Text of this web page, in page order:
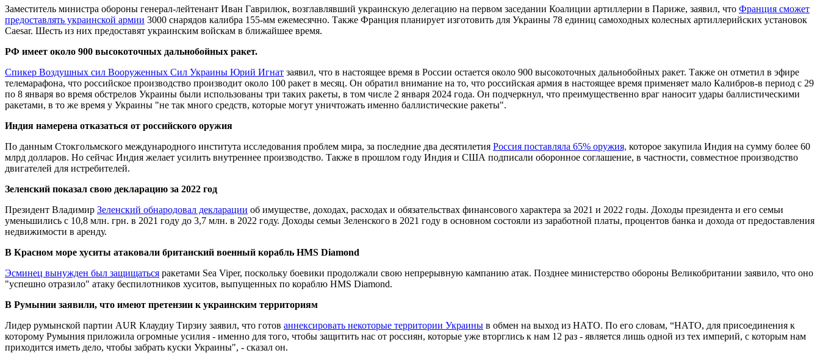
Заместитель министра обороны генерал-лейтенант Иван Гаврилюк, возглавлявший украинскую делегацию на первом заседании Коалиции артиллерии в Париже, заявил, что Франция сможет
предоставлять украинской армии 3000 снарядов калибра 155-мм ежемесячно. Также Франция планирует изготовить для Украины 78 единиц самоходных колесных артиллерийских установок
Caesar. Шесть из них предоставят украинским войскам в ближайшее время.
РФ имеет около 900 высокоточных дальнобойных ракет.
Спикер Воздушных сил Вооруженных Сил Украины Юрий Игнат заявил, что в настоящее время в России остается около 900 высокоточных дальнобойных ракет. Также он отметил в эфире
телемарафона, что российское производство производит около 100 ракет в месяц. Он обратил внимание на то, что российская армия в настоящее время применяет мало Калибров-в период с 29
по 8 января во время обстрелов Украины были использованы три таких ракеты, в том числе 2 января 2024 года. Он подчеркнул, что преимущественно враг наносит удары баллистическими
ракетами, в то же время у Украины "не так много средств, которые могут уничтожать именно баллистические ракеты".
Индия намерена отказаться от российского оружия
По данным Стокгольмского международного института исследования проблем мира, за последние два десятилетия Россия поставляла 65% оружия, которое закупила Индия на сумму более 60
млрд долларов. Но сейчас Индия желает усилить внутреннее производство. Также в прошлом году Индия и США подписали оборонное соглашение, в частности, совместное производство
двигателей для истребителей.
Зеленский показал свою декларацию за 2022 год
Президент Владимир Зеленский обнародовал декларации об имуществе, доходах, расходах и обязательствах финансового характера за 2021 и 2022 годы. Доходы президента и его семьи
уменьшились с 10,8 млн. грн. в 2021 году до 3,7 млн. в 2022 году. Доходы семьи Зеленского в 2021 году в основном состояли из заработной платы, процентов банка и дохода от предоставления
недвижимости в аренду.
В Красном море хуситы атаковали британский военный корабль HMS Diamond
Эсминец вынужден был защищаться ракетами Sea Viper, поскольку боевики продолжали свою непрерывную кампанию атак. Позднее министерство обороны Великобритании заявило, что оно
"успешно отразило" атаку беспилотников хуситов, выпущенных по кораблю HMS Diamond.
В Румынии заявили, что имеют претензии к украинским территориям
Лидер румынской партии AUR Клаудиу Тирзиу заявил, что готов аннексировать некоторые территории Украины в обмен на выход из НАТО. По его словам, “НАТО, для присоединения к
которому Румыния приложила огромные усилия - именно для того, чтобы защитить нас от россиян, которые уже вторглись к нам 12 раз - является лишь одной из тех империй, с которым нам
приходится иметь дело, чтобы забрать куски Украины", - сказал он.